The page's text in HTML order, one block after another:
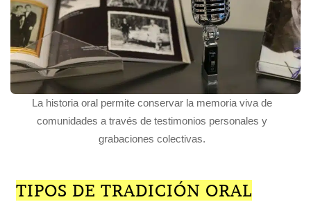
La historia oral permite conservar la memoria viva de
comunidades a través de testimonios personales y
grabaciones colectivas.
TIPOS DE TRADICIÓN ORAL